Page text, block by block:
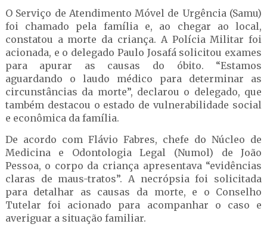
O Serviço de Atendimento Móvel de Urgência (Samu)
foi chamado pela família e, ao chegar ao local,
constatou a morte da criança. A Polícia Militar foi
acionada, e o delegado Paulo Josafá solicitou exames
para apurar as causas do óbito. “Estamos
aguardando o laudo médico para determinar as
circunstâncias da morte”, declarou o delegado, que
também destacou o estado de vulnerabilidade social
e econômica da família.
De acordo com Flávio Fabres, chefe do Núcleo de
Medicina e Odontologia Legal (Numol) de João
Pessoa, o corpo da criança apresentava “evidências
claras de maus-tratos”. A necrópsia foi solicitada
para detalhar as causas da morte, e o Conselho
Tutelar foi acionado para acompanhar o caso e
averiguar a situação familiar.